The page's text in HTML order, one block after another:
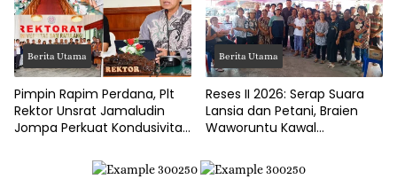
Berita Utama
Pimpin Rapim Perdana, Plt
Rektor Unsrat Jamaludin
Jompa Perkuat Kondusivitas
Berita Utama
Reses II 2026: Serap Suara
Lansia dan Petani, Braien
Waworuntu Kawal